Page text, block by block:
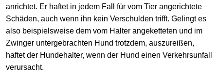
anrichtet. Er haftet in jedem Fall für vom Tier angerichtete
Schäden, auch wenn ihn kein Verschulden trifft. Gelingt es
also beispielsweise dem vom Halter angeketteten und im
Zwinger untergebrachten Hund trotzdem, auszureißen,
haftet der Hundehalter, wenn der Hund einen Verkehrsunfall
verursacht.